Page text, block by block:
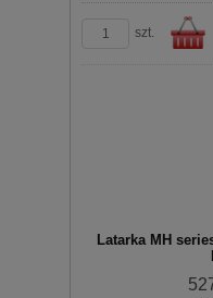
szt.
Latarka MH